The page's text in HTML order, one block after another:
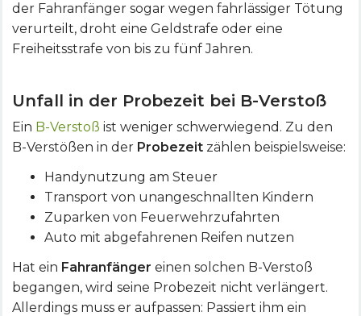
der Fahranfänger sogar wegen fahrlässiger Tötung
verurteilt, droht eine Geldstrafe oder eine
Freiheitsstrafe von bis zu fünf Jahren.
Unfall in der Probezeit bei B-Verstoß
Ein B-Verstoß ist weniger schwerwiegend. Zu den
B-Verstößen in der Probezeit zählen beispielsweise:
Handynutzung am Steuer
Transport von unangeschnallten Kindern
Zuparken von Feuerwehrzufahrten
Auto mit abgefahrenen Reifen nutzen
Hat ein Fahranfänger einen solchen B-Verstoß
begangen, wird seine Probezeit nicht verlängert.
Allerdings muss er aufpassen: Passiert ihm ein